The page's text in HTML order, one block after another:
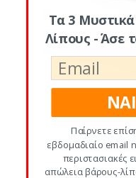
“Σε αυτή τη
τίποτα σε
Τα 3
Λίπους - Άσε
Παίρνετε
εβδομαδιαίο email
περιστασιακές
απώλεια βάρους-